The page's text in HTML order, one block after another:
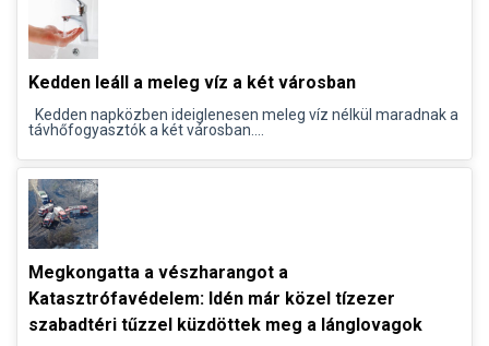
Kedden leáll a meleg víz a két városban
Kedden napközben ideiglenesen meleg víz nélkül maradnak a
távhőfogyasztók a két városban....
Megkongatta a vészharangot a
Katasztrófavédelem: Idén már közel tízezer
szabadtéri tűzzel küzdöttek meg a lánglovagok